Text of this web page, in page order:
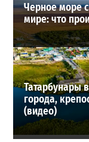
Черное море
мире: что
Татарбунары
города,
(видео)